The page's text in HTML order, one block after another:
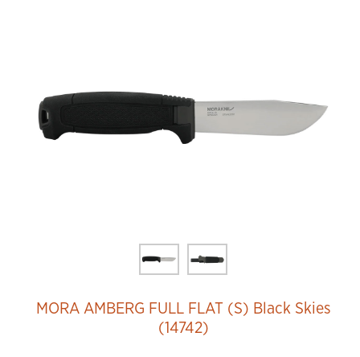
MORA AMBERG FULL FLAT (S) Black Skies
(14742)